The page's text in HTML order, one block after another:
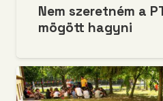
Nem szeretném a
mögött hagyni